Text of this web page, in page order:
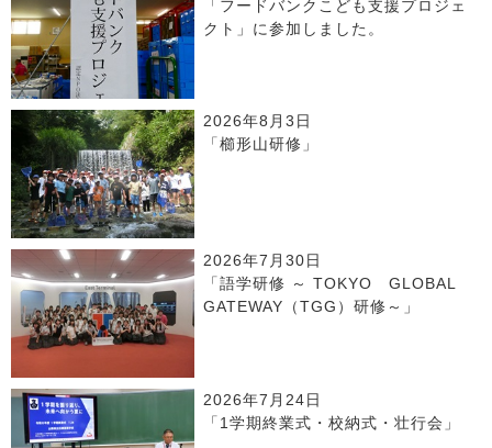
「フードバンクこども支援プロジェ
クト」に参加しました。
2026年8月3日
「櫛形山研修」
2026年7月30日
「語学研修 ～ TOKYO GLOBAL
GATEWAY（TGG）研修～」
2026年7月24日
「1学期終業式・校納式・壮行会」